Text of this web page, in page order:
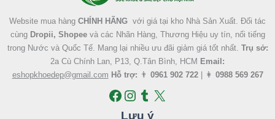
Website mua hàng CHÍNH HÃNG với giá tại kho Nhà Sản Xuất. Đối tác
cùng Dropii, Shopeevà các Nhãn Hàng, Thương Hiệu uy tín, nổi tiếng
trong Nước và Quốc Tế. Mang lại nhiều ưu đãi giảm giá tốt nhất. Trụ sở:
2a Cù Chính Lan, P13, Q.Tân Bình, HCM Email:
eshopkhoedep@gmail.com Hỗ trợ: 👨 0961 902 722| 👩 0988 569 267
Lưu ý